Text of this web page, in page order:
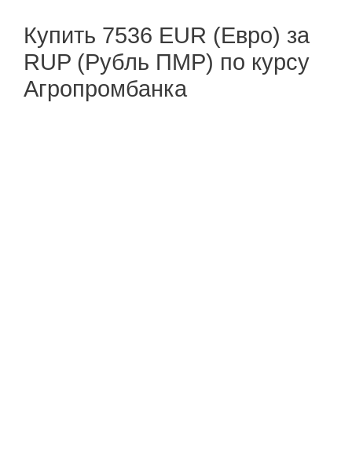
Купить 7536 EUR (Евро) за
RUP (Рубль ПМР) по курсу
Агропромбанка